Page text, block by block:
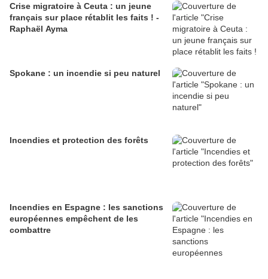
Crise migratoire à Ceuta : un jeune
français sur place rétablit les faits ! -
Raphaël Ayma
Spokane : un incendie si peu naturel
Incendies et protection des forêts
Incendies en Espagne : les sanctions
européennes empêchent de les
combattre